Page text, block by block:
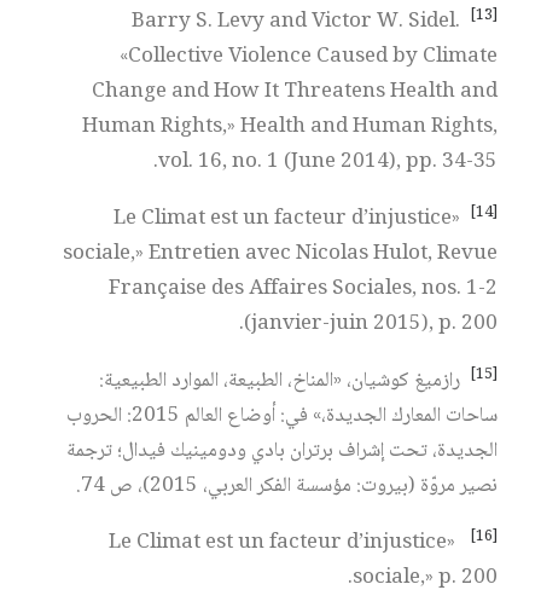
[13]
Barry S. Levy and Victor W. Sidel.
«Collective Violence Caused by Climate
Change and How It Threatens Health and
Human Rights,» Health and Human Rights,
vol. 16, no. 1 (June 2014), pp. 34-35.
[14]
«Le Climat est un facteur d’injustice
sociale,» Entretien avec Nicolas Hulot, Revue
Française des Affaires Sociales, nos. 1-2
(janvier-juin 2015), p. 200.
[15]
رازميغ كوشيان، «المناخ، الطبيعة، الموارد الطبيعية:
ساحات المعارك الجديدة،» في: أوضاع العالم 2015: الحروب
الجديدة، تحت إشراف برتران بادي ودومينيك فيدال؛ ترجمة
نصير مروّة (بيروت: مؤسسة الفكر العربي، 2015)، ص 74.
[16]
«Le Climat est un facteur d’injustice
sociale,» p. 200.